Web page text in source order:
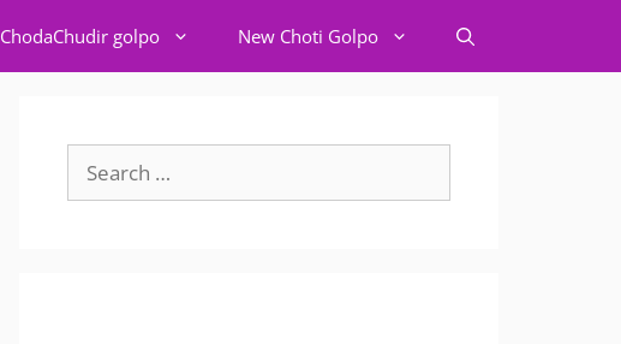
ChodaChudir golpo New Choti Golpo
for: